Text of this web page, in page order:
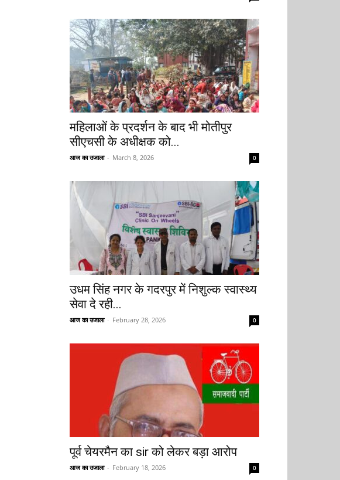
महिलाओं के प्रदर्शन के बाद भी मोतीपुर
सीएचसी के अधीक्षक को...
आज का उजाला - March 8, 2026 0
उधम सिंह नगर के गदरपुर में निशुल्क स्वास्थ्य
सेवा दे रही...
आज का उजाला - February 28, 2026 0
पूर्व चेयरमैन का sir को लेकर बड़ा आरोप
आज का उजाला - February 18, 2026 0